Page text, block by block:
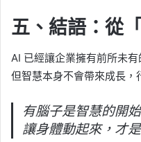
五、結語：從
AI 已經讓企業擁有前所未有
但智慧本身不會帶來成長，
有腦子是智慧的開始
讓身體動起來，才